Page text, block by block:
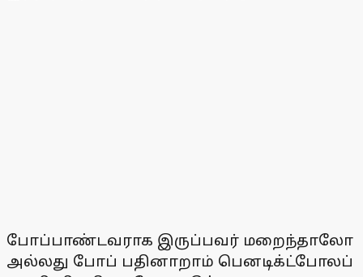
போப்பாண்டவராக இருப்பவர் மறைந்தாலோ
அல்லது போப் பதினாறாம் பெனடிக்ட்போலப்